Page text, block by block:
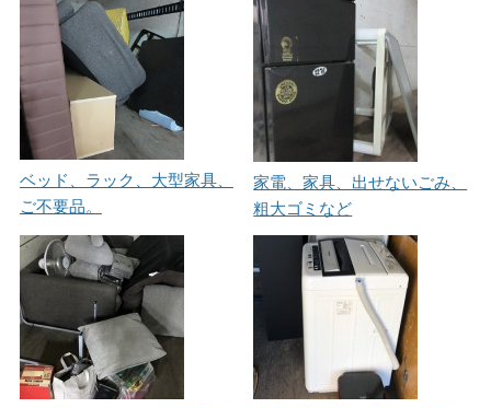
ベッド、ラック、大型家具、
ご不要品。
家電、家具、出せないごみ、
粗大ゴミなど